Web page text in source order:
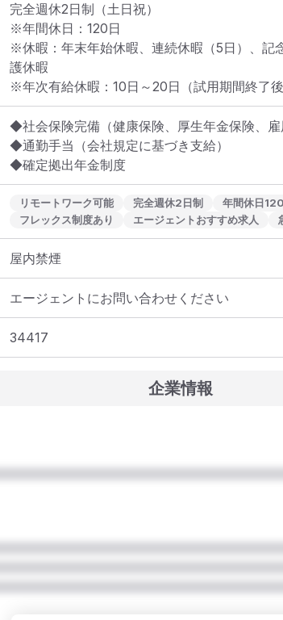
完全週休2日制（土日祝）
※年間休日：120日
※休暇：年末年始休暇、連続休暇（5日）、記
護休暇
※年次有給休暇：10日～20日（試用期間終了後
◆社会保険完備（健康保険、厚生年金保険、雇
◆通勤手当（会社規定に基づき支給）
◆確定拠出年金制度
リモートワーク可能 完全週休2日制 年間休日
フレックス制度あり
エージェントおすすめ求人
屋内禁煙
エージェントにお問い合わせください
34417
企業情報